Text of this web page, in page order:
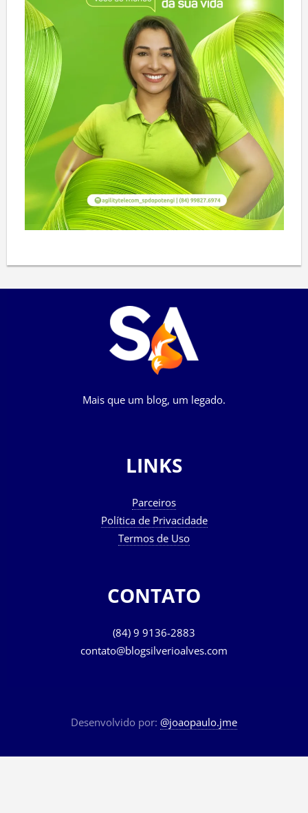
Mais que um blog, um legado.
LINKS
Parceiros
Política de Privacidade
Termos de Uso
CONTATO
(84) 9 9136-2883
contato@blogsilverioalves.com
Desenvolvido por: @joaopaulo.jme